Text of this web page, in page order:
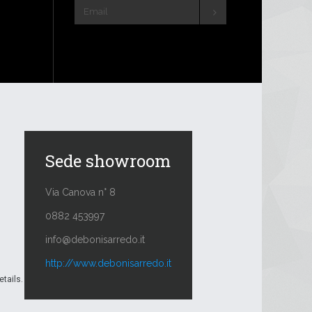
Sede showroom
Via Canova n° 8
0882 453997
info@debonisarredo.it
http://www.debonisarredo.it